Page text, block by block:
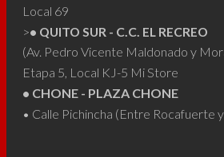
Local 69
>• QUITO SUR - C.C. EL RECREO
(Av. Pedro Vicente Maldonado y
Etapa 5, Local KJ-5 Mi Store
• CHONE - PLAZA CHONE
• Calle Pichincha (Entre Rocafuerte